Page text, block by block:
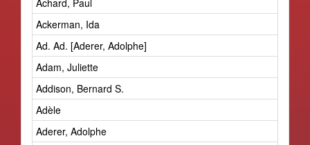
Achard, Paul
Ackerman, Ida
Ad. Ad. [Aderer, Adolphe]
Adam, Juliette
Addison, Bernard S.
Adèle
Aderer, Adolphe